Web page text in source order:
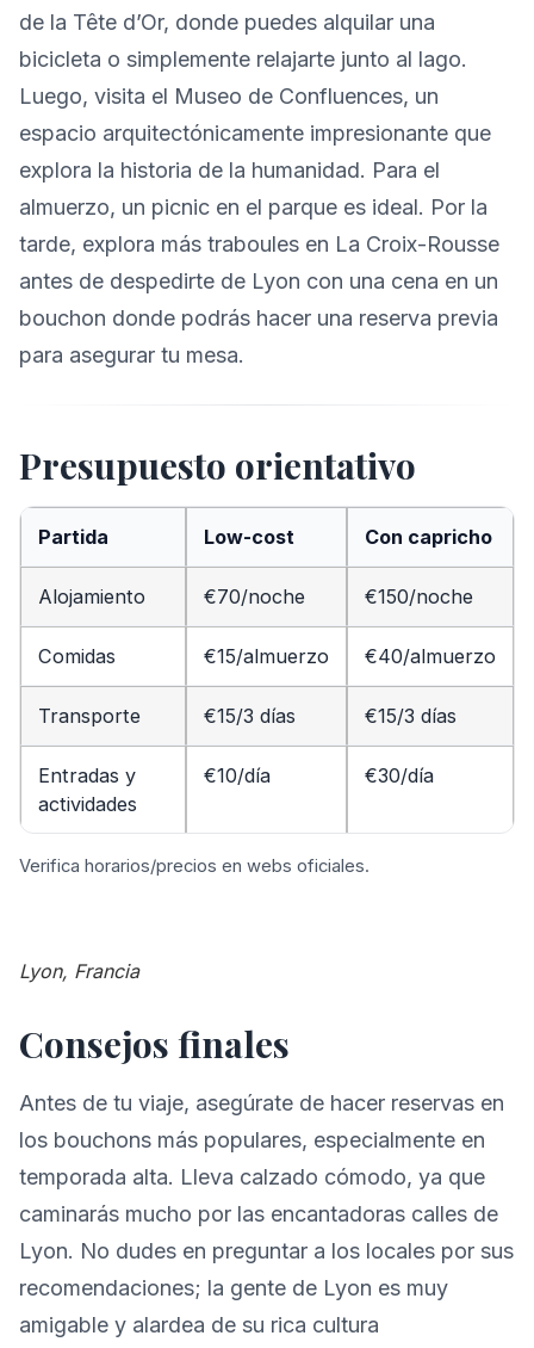
de la Tête d’Or, donde puedes alquilar una
bicicleta o simplemente relajarte junto al lago.
Luego, visita el Museo de Confluences, un
espacio arquitectónicamente impresionante que
explora la historia de la humanidad. Para el
almuerzo, un picnic en el parque es ideal. Por la
tarde, explora más traboules en La Croix-Rousse
antes de despedirte de Lyon con una cena en un
bouchon donde podrás hacer una reserva previa
para asegurar tu mesa.
Presupuesto orientativo
Partida Low-cost Con capricho
Alojamiento €70/noche €150/noche
Comidas €15/almuerzo €40/almuerzo
Transporte €15/3 días €15/3 días
Entradas y
actividades
€10/día €30/día
Verifica horarios/precios en webs oficiales.
Lyon, Francia
Consejos finales
Antes de tu viaje, asegúrate de hacer reservas en
los bouchons más populares, especialmente en
temporada alta. Lleva calzado cómodo, ya que
caminarás mucho por las encantadoras calles de
Lyon. No dudes en preguntar a los locales por sus
recomendaciones; la gente de Lyon es muy
amigable y alardea de su rica cultura